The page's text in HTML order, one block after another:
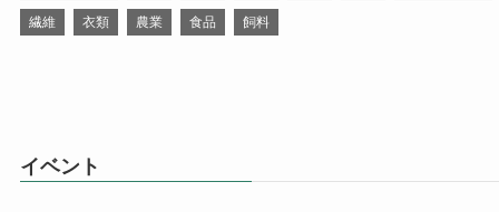
繊維 衣類 農業 食品 飼料
イベント